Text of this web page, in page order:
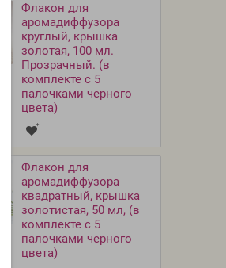
Флакон для
аромадиффузора
круглый, крышка
золотая, 100 мл.
Прозрачный. (в
комплекте с 5
палочками черного
цвета)
Флакон для
аромадиффузора
квадратный, крышка
золотистая, 50 мл, (в
комплекте с 5
палочками черного
цвета)